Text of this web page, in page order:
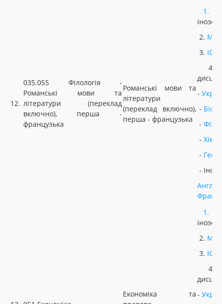
12.
035.055 Філологія -
Романські мови та
літератури (переклад
включно), перша -
французька
Романські мови та
літератури
(переклад включно),
перша - французька
1.
2.
3.
4.
-
-
-
- Хімія
-
-
Економіка та
1.
2.
3.
4.
-